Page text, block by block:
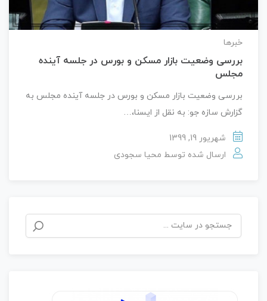
خبرها
بررسی وضعیت بازار مسکن و بورس در جلسه آینده
مجلس
بررسی وضعیت بازار مسکن و بورس در جلسه آینده مجلس به
گزارش سازه جو: به نقل از ایسنا،…
شهریور 19, 1399
ارسال شده توسط محیا سجودی